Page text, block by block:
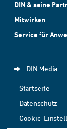
DIN & seine
Mitwirken
Service für
DIN Media
Startseite
Datenschutz
Cookie-